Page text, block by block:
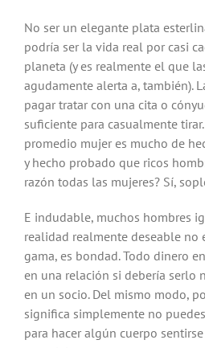
No ser un elegante plata
podría ser la vida real por casi
planeta (y es realmente el que
agudamente alerta a, también).
pagar tratar con una cita o
suficiente para casualmente
promedio mujer es mucho de
y hecho probado que ricos
razón todas las mujeres? Sí,
E indudable, muchos hombres
realidad realmente deseable no
gama, es bondad. Todo dinero
en una relación si debería serlo
en un socio. Del mismo modo,
significa simplemente no
para hacer algún cuerpo